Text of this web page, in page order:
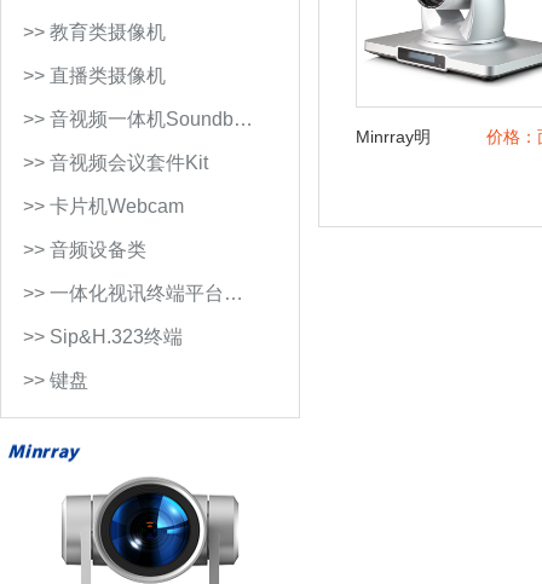
>> 教育类摄像机
>> 直播类摄像机
>> 音视频一体机Soundb…
>> 音视频会议套件Kit
>> 卡片机Webcam
>> 音频设备类
>> 一体化视讯终端平台…
>> Sip&H.323终端
>> 键盘
Minrray明
视频会议
价格：